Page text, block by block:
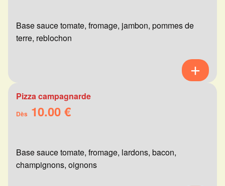
Base sauce tomate, fromage, jambon, pommes de
terre, reblochon
Pizza campagnarde
Dès 10.00 €
Base sauce tomate, fromage, lardons, bacon,
champignons, oignons